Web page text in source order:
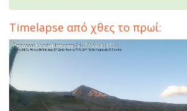
Timelapse από χθες το πρωί: